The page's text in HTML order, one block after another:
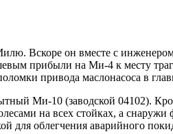
Милю. Вскоре он вместе с
прибыли на Ми-4 к месту
привода маслонасоса в
Ми-10 (заводской 04102).
на всех стойках, а
для облегчения аварийного